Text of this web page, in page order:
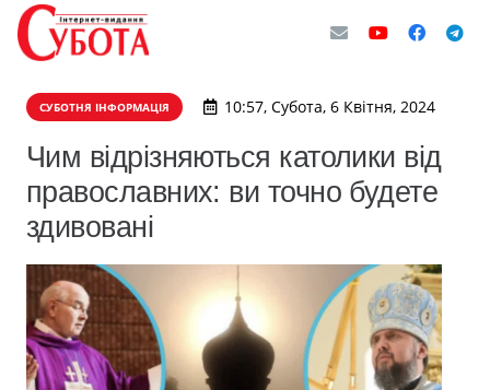
СУБОТНЯ ІНФОРМАЦІЯ 10:57, Субота, 6 Квітня, 2024
Чим відрізняються католики від
православних: ви точно будете
здивовані